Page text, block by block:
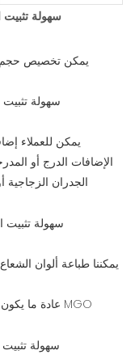
يمكن تخصيص حجم
يمكن للعملاء
الإضافات الدرج أو
الجدران الزجاجية